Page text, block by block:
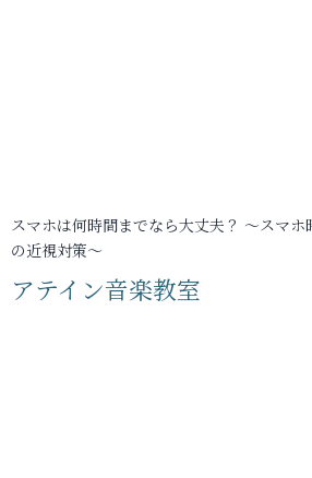
スマホは何時間までなら大丈夫？ ～スマ
の近視対策～
アテイン音楽教室